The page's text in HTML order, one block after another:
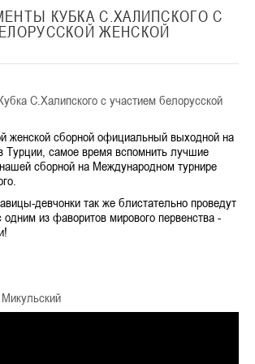
КУБКА С.ХАЛИПСКОГО С
ЖЕНСКОЙ
С.Халипского с участием белорусской
женской сборной официальный выходной на
Турции, самое время вспомнить лучшие
сборной на Международном турнире
девчонки так же блистательно проведут
из фаворитов мирового первенства -